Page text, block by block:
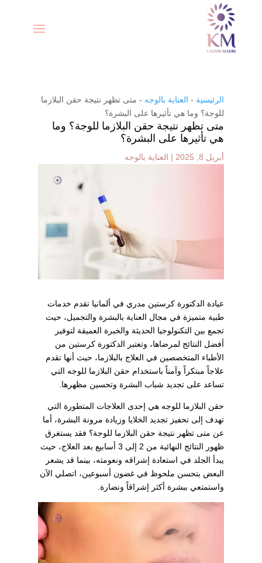
الرئيسية - العناية بالوجه - متى تظهر نتيجة حقن البلازما
للوجة؟ وما هي تأثيرها على البشرة؟
متى تظهر نتيجة حقن البلازما للوجة؟ وما
هي تأثيرها على البشرة؟
أبريل 8, 2025 | العناية بالوجه
عيادة الدكتورة كرستين مدري في ألمانيا تقدم خدمات
طبية متميزة في مجال العناية بالبشرة والتجميل، حيث
تجمع بين التكنولوجيا الحديثة والخبرة العميقة لتوفير
أفضل النتائج لمرضاها، وتعتبر الدكتورة كرستين من
الأطباء المتخصصين في العلاج بالبلازما، حيث أنها تقدم
علاجاً مبتكراً وآمناً باستخدام حقن البلازما للوجه التي
تساعد على تجديد شباب البشرة وتحسين مظهرها.
حقن البلازما للوجه هي إحدى العلاجات المتطورة التي
تهدف إلى تحفيز تجديد الخلايا وزيادة مرونة البشرة، أما
عن متى تظهر نتيجة حقن البلازما للوجة؟ فقد يستغرق
ظهور النتائج النهائية من 2 إلى 3 أسابيع بعد العلاج، حيث
يبدأ الجلد في استعادة إشراقه ونعومته، بينما قد يشعر
البعض بتحسن ملحوظ في غضون أسبوعين، اتصلي الآن
واستمتعي ببشرة أكثر إشراقاً ونضارة.